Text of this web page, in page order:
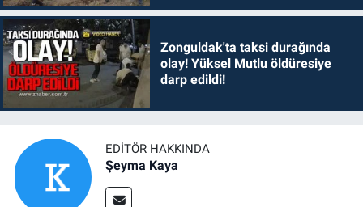
Zonguldak'ta taksi durağında
olay! Yüksel Mutlu öldüresiye
darp edildi!
EDITÖR HAKKINDA
Şeyma Kaya